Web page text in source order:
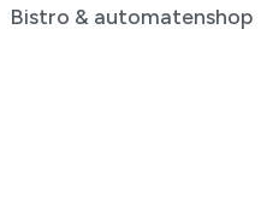
Bistro & automatenshop